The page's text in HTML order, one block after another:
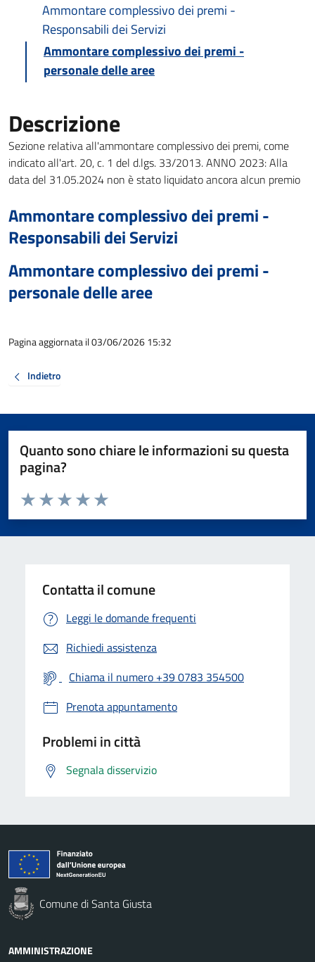
Ammontare complessivo dei premi -
Responsabili dei Servizi
Ammontare complessivo dei premi -
personale delle aree
Descrizione
Sezione relativa all'ammontare complessivo dei premi, come
indicato all'art. 20, c. 1 del d.lgs. 33/2013. ANNO 2023: Alla
data del 31.05.2024 non è stato liquidato ancora alcun premio
Ammontare complessivo dei premi -
Responsabili dei Servizi
Ammontare complessivo dei premi -
personale delle aree
Pagina aggiornata il 03/06/2026 15:32
Indietro
Quanto sono chiare le informazioni su questa
pagina?
Valuta da 1 a 5 stelle la pagina
Valuta 5 stelle su 5
Valuta 4 stelle su 5
Valuta 3 stelle su 5
Valuta 2 stelle su 5
Valuta 1 stelle su 5
Contatta il comune
Leggi le domande frequenti
Richiedi assistenza
Chiama il numero +39 0783 354500
Prenota appuntamento
Problemi in città
Segnala disservizio
Comune di Santa Giusta
AMMINISTRAZIONE